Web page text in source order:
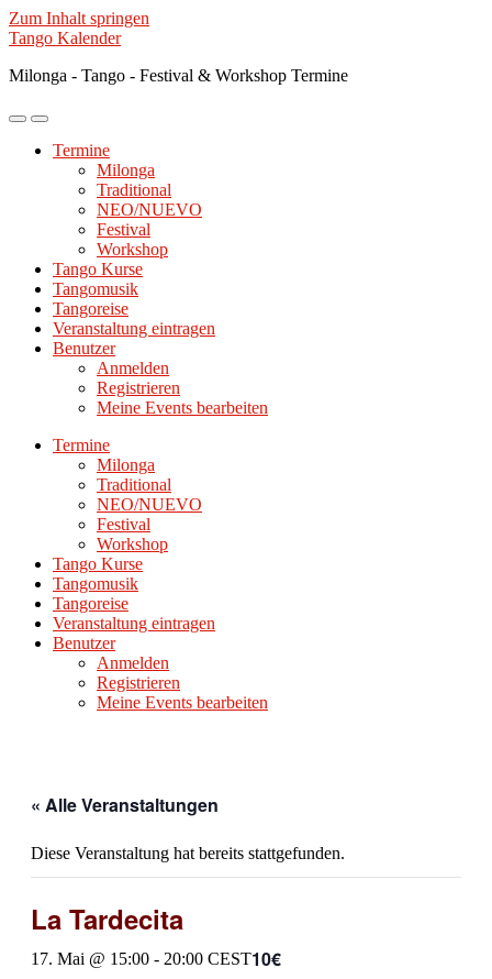
Zum Inhalt springen
Tango Kalender
Milonga - Tango - Festival & Workshop Termine
Mobile-
ein-/ausblenden
Suchfeld
ein-/ausblenden
Termine
Milonga
Traditional
NEO/NUEVO
Festival
Workshop
Tango Kurse
Tangomusik
Tangoreise
Veranstaltung eintragen
Benutzer
Anmelden
Registrieren
Meine Events bearbeiten
Termine
Milonga
Traditional
NEO/NUEVO
Festival
Workshop
Tango Kurse
Tangomusik
Tangoreise
Veranstaltung eintragen
Benutzer
Anmelden
Registrieren
Meine Events bearbeiten
« Alle Veranstaltungen
Diese Veranstaltung hat bereits stattgefunden.
La Tardecita
17. Mai @ 15:00 - 20:00 CEST10€